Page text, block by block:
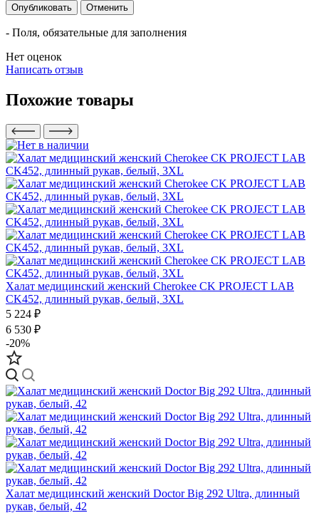
Опубликовать Отменить
- Поля, обязательные для заполнения
Нет оценок
Написать отзыв
Похожие товары
Халат медицинский женский Cherokee CK PROJECT LAB
CK452, длинный рукав, белый, 3XL
5 224 ₽
6 530 ₽
-20%
Халат медицинский женский Doctor Big 292 Ultra, длинный
рукав, белый, 42